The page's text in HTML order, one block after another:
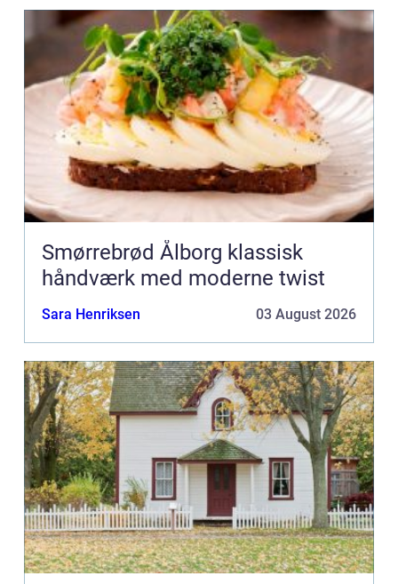
Smørrebrød Ålborg klassisk
håndværk med moderne twist
Sara Henriksen 03 August 2026